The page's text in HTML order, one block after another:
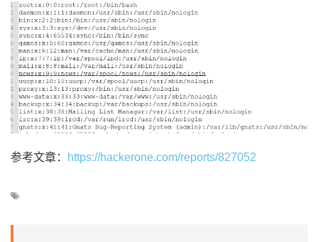
参考文章： https://hackerone.com/reports/827052